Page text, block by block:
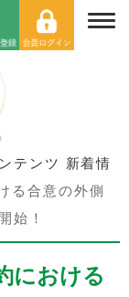
テンツ 新着情
る合意の外側
始！
における